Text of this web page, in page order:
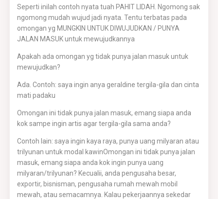
Seperti inilah contoh nyata tuah PAHIT LIDAH. Ngomong sak
ngomong mudah wujud jadi nyata. Tentu terbatas pada
omongan yg MUNGKIN UNTUK DIWUJUDKAN / PUNYA
JALAN MASUK untuk mewujudkannya
Apakah ada omongan yg tidak punya jalan masuk untuk
mewujudkan?
Ada. Contoh: saya ingin anya geraldine tergila-gila dan cinta
mati padaku
Omongan ini tidak punya jalan masuk, emang siapa anda
kok sampe ingin artis agar tergila-gila sama anda?
Contoh lain: saya ingin kaya raya, punya uang milyaran atau
trilyunan untuk modal kawinOmongan ini tidak punya jalan
masuk, emang siapa anda kok ingin punya uang
milyaran/trilyunan? Kecualii, anda pengusaha besar,
exportir, bisnisman, pengusaha rumah mewah mobil
mewah, atau semacamnya. Kalau pekerjaannya sekedar